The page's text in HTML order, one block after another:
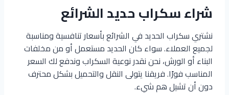
شراء سكراب حديد الشرائع
نشتري سكراب الحديد في الشرائع بأسعار تنافسية ومناسبة
لجميع العملاء. سواء كان الحديد مستعمل أو من مخلفات
البناء أو الورش، نحن نقدر نوعية السكراب وندفع لك السعر
المناسب فورًا. فريقنا يتولى النقل والتحميل بشكل محترف
دون أن تشيل هم شيء.